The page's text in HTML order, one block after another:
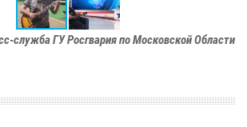
служба ГУ Росгвария по Московской Области